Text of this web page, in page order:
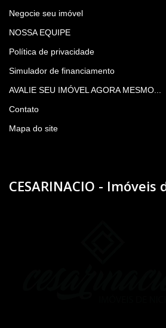
Negocie seu imóvel
NOSSA EQUIPE
Política de privacidade
Simulador de financiamento
AVALIE SEU IMÓVEL AGORA MESMO...
Contato
Mapa do site
CESARINACIO - Imóveis